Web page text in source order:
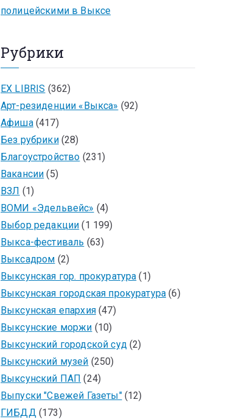
полицейскими в Выксе
Рубрики
EX LIBRIS (362)
Арт-резиденции «Выкса» (92)
Афиша(417)
Без рубрики(28)
Благоустройство (231)
Вакансии (5)
ВЗЛ (1)
ВОМИ «Эдельвейс» (4)
Выбор редакции (1 199)
Выкса-фестиваль (63)
Выксадром (2)
Выксунская гор. прокуратура (1)
Выксунская городская прокуратура (6)
Выксунская епархия(47)
Выксунские моржи (10)
Выксунский городской суд(2)
Выксунский музей (250)
Выксунский ПАП (24)
Выпуски "Свежей Газеты"(12)
ГИБДД(173)